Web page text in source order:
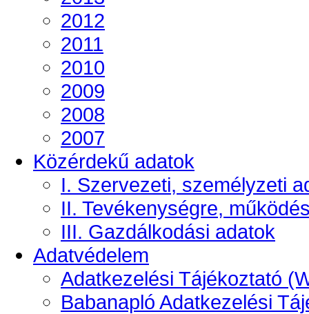
2012
2011
2010
2009
2008
2007
Közérdekű adatok
I. Szervezeti, személyzeti
II. Tevékenységre,
III. Gazdálkodási adatok
Adatvédelem
Adatkezelési Tájékoztató
Babanapló Adatkezelési